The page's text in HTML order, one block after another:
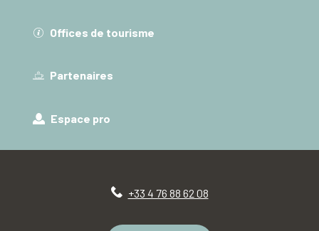
Offices de tourisme
Partenaires
Espace pro
+33 4 76 88 62 08